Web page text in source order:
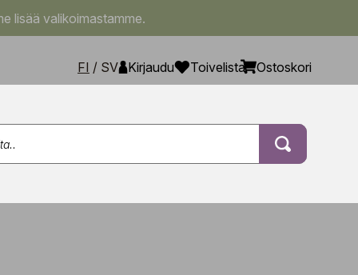
lisää valikoimastamme.
FI / SV Kirjaudu Toivelista Ostoskori